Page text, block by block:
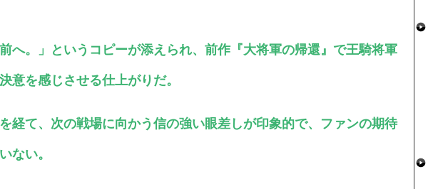
へ。」というコピーが添えられ、前作『大将軍の帰還』で王騎将軍
意を感じさせる仕上がりだ。
経て、次の戦場に向かう信の強い眼差しが印象的で、ファンの期待
ない。